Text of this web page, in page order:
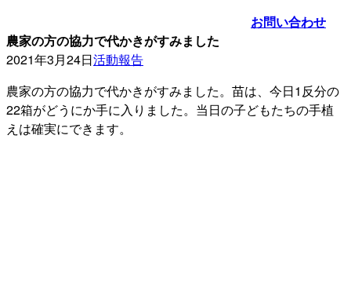
お問い合わせ
農家の方の協力で代かきがすみました
2021年3月24日活動報告
農家の方の協力で代かきがすみました。苗は、今日1反分の
22箱がどうにか手に入りました。当日の子どもたちの手植
えは確実にできます。